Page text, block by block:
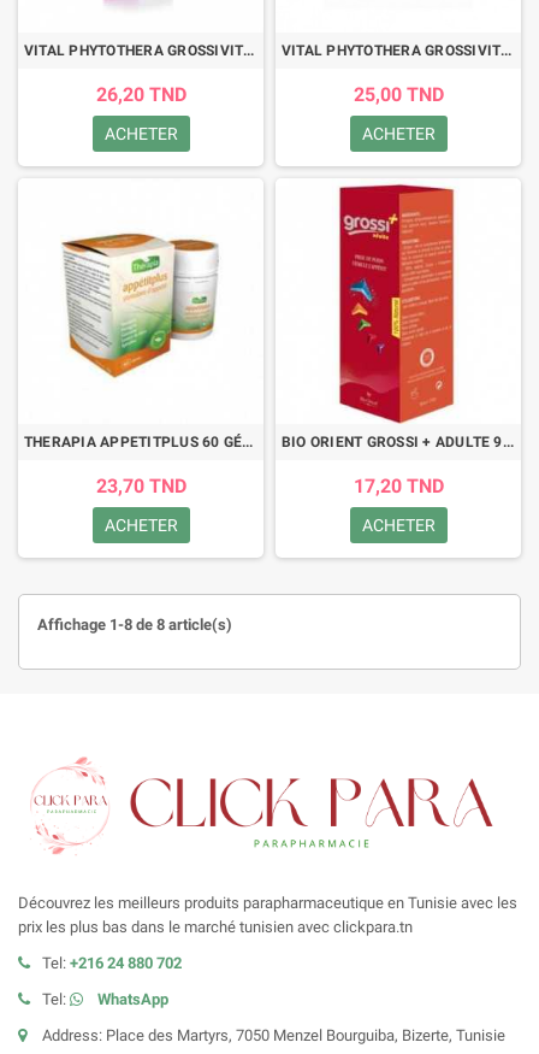
VITAL PHYTOTHERA GROSSIVIT PLUS VITAMINE SUSPENSION 150ML
26,20 TND
ACHETER
VITAL PHYTOTHERA GROSSIVIT 60 GELULES
25,00 TND
ACHETER
THERAPIA APPETITPLUS 60 GÉLULES
23,70 TND
ACHETER
BIO ORIENT GROSSI + ADULTE 90ML
17,20 TND
ACHETER
Affichage 1-8 de 8 article(s)
Découvrez les meilleurs produits parapharmaceutique en Tunisie avec les
prix les plus bas dans le marché tunisien avec clickpara.tn
Tel: +216 24 880 702
Tel:
WhatsApp
Address: Place des Martyrs, 7050 Menzel Bourguiba, Bizerte, Tunisie